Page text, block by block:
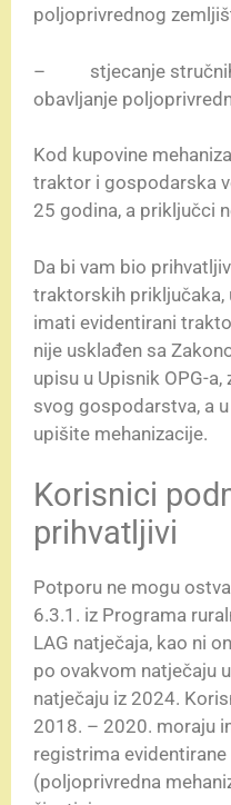
poljoprivrednog
– stjecanje stručnih
obavljanje
Kod kupovine
traktor i gospodarska
25 godina, a priključci
Da bi vam bio
traktorskih priključaka,
imati evidentirani
nije usklađen sa
upisu u Upisnik OPG-
svog gospodarstva, a
upišite mehanizacije.
Korisnici
prihvatljivi
Potporu ne mogu
6.3.1. iz Programa
LAG natječaja, kao ni
po ovakvom natječaju
natječaju iz 2024.
2018. – 2020. moraju
registrima
(poljoprivredna